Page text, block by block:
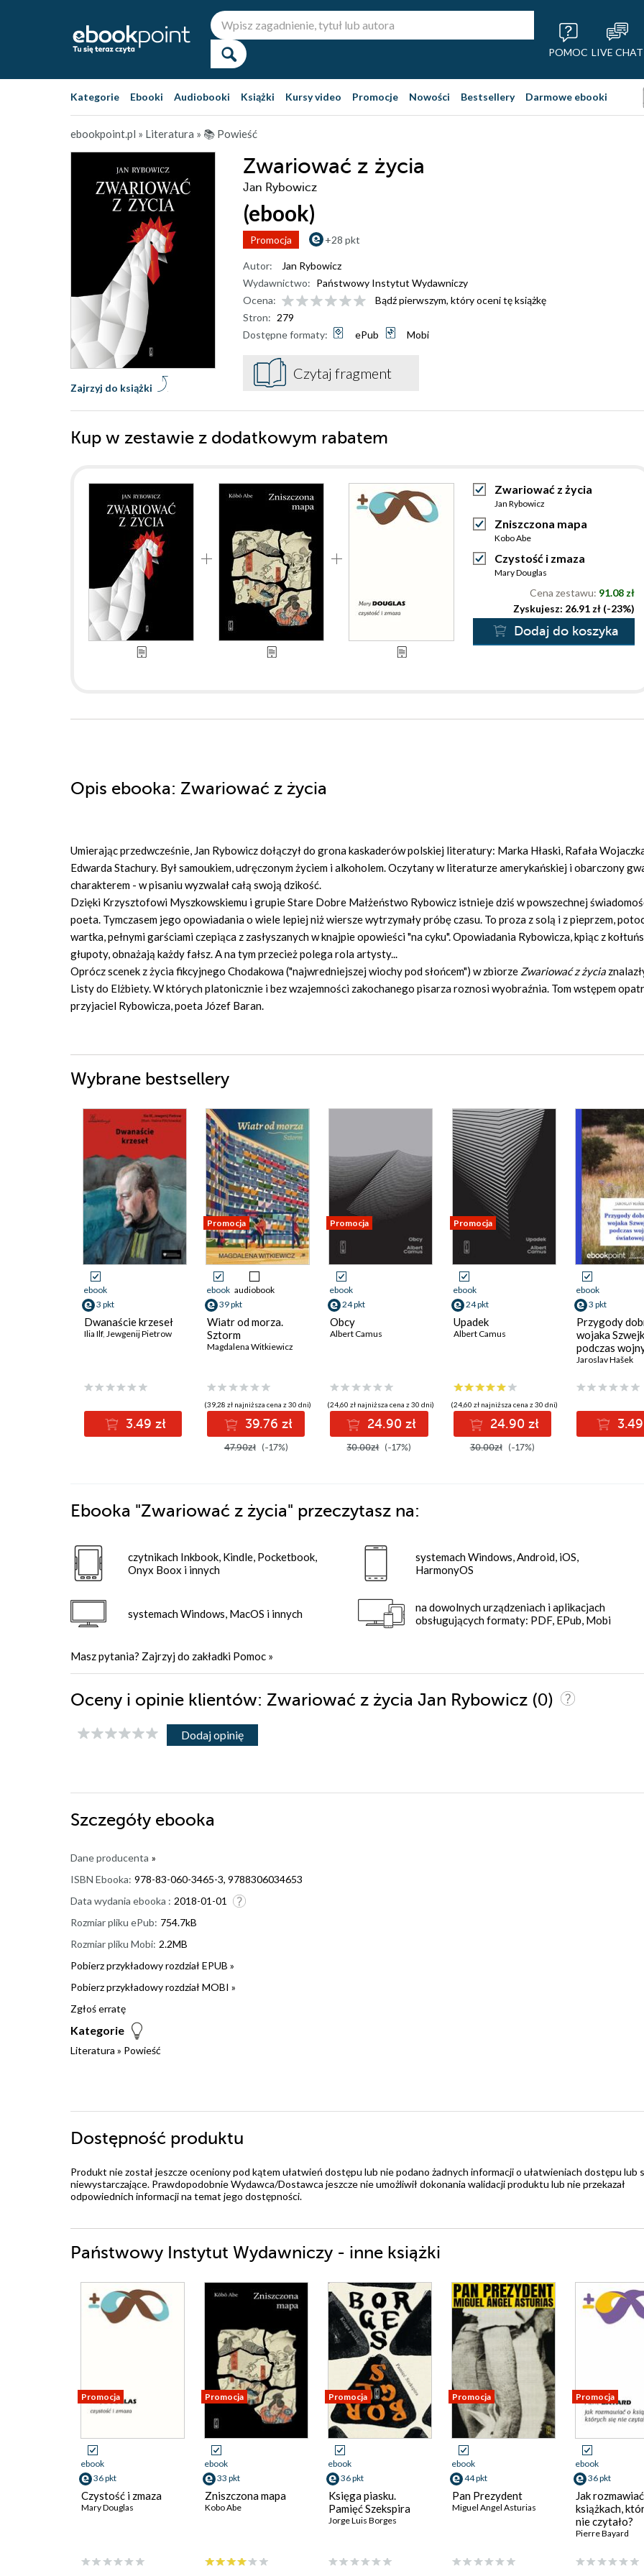
POMOC LIVE CHAT
Kategorie Ebooki Audiobooki Książki Kursy video Promocje Nowości Bestsellery Darmowe ebooki
ebookpoint.pl » Literatura » 📚 Powieść
Zwariować z życia
Jan Rybowicz
(ebook)
Promocja +28 pkt
Zajrzyj do książki
Autor:
Jan Rybowicz
Wydawnictwo: Państwowy Instytut Wydawniczy
Ocena:
Bądź pierwszym, który oceni tę książkę
Stron: 279
Dostępne formaty:
ePub Mobi
Czytaj fragment
Kup w zestawie z dodatkowym rabatem
Zwariować z życia
Jan Rybowicz
Zniszczona mapa
Kobo Abe
Czystość i zmaza
Mary Douglas
Cena zestawu: 91.08 zł
Zyskujesz: 26.91 zł (-23%)
Dodaj do koszyka
Opis ebooka: Zwariować z życia
Umierając przedwcześnie, Jan Rybowicz dołączył do grona kaskaderów polskiej literatury: Marka Hłaski, Rafała
Edwarda Stachury. Był samoukiem, udręczonym życiem i alkoholem. Oczytany w literaturze amerykańskiej i obarczony
charakterem - w pisaniu wyzwalał całą swoją dzikość.
Dzięki Krzysztofowi Myszkowskiemu i grupie Stare Dobre Małżeństwo Rybowicz istnieje dziś w powszechnej
poeta. Tymczasem jego opowiadania o wiele lepiej niż wiersze wytrzymały próbę czasu. To proza z solą i z pieprzem,
wartka, pełnymi garściami czepiąca z zasłyszanych w knajpie opowieści "na cyku". Opowiadania Rybowicza, kpiąc z
głupoty, obnażają każdy fałsz. A na tym przecież polega rola artysty...
Oprócz scenek z życia fikcyjnego Chodakowa ("najwredniejszej wiochy pod słońcem") w zbiorze Zwariować z życia
Listy do Elżbiety. W których platonicznie i bez wzajemności zakochanego pisarza roznosi wyobraźnia. Tom wstępem
przyjaciel Rybowicza, poeta Józef Baran.
Wybrane bestsellery
ebook
3 pkt
Dwanaście krzeseł
Ilia Ilf, Jewgenij Pietrow
3.49 zł
Promocja
ebook audiobook
39 pkt
Wiatr od morza.
Sztorm
Magdalena Witkiewicz
(39,28 zł najniższa cena z 30 dni)
39.76 zł
47.90zł (-17%)
Promocja
ebook
24 pkt
Obcy
Albert Camus
(24,60 zł najniższa cena z 30 dni)
24.90 zł
30.00zł (-17%)
Promocja
ebook
24 pkt
Upadek
Albert Camus
(24,60 zł najniższa cena z 30 dni)
24.90 zł
30.00zł (-17%)
ebook
3 pkt
Przygody
wojaka
podczas
światowej
Jaroslav Hašek
Ebooka "Zwariować z życia" przeczytasz na:
czytnikach Inkbook, Kindle, Pocketbook,
Onyx Boox i innych
systemach Windows, MacOS i innych
systemach Windows, Android, iOS,
HarmonyOS
na dowolnych urządzeniach i aplikacjach
obsługujących formaty: PDF, EPub, Mobi
Masz pytania? Zajrzyj do zakładki Pomoc »
Oceny i opinie klientów: Zwariować z życia Jan Rybowicz (0)
Dodaj opinię
Szczegóły ebooka
Dane producenta »
ISBN Ebooka: 978-83-060-3465-3, 9788306034653
Data wydania ebooka : 2018-01-01
Rozmiar pliku ePub: 754.7kB
Rozmiar pliku Mobi: 2.2MB
Pobierz przykładowy rozdział EPUB »
Pobierz przykładowy rozdział MOBI »
Zgłoś erratę
Kategorie
Literatura » Powieść
Dostępność produktu
Produkt nie został jeszcze oceniony pod kątem ułatwień dostępu lub nie podano żadnych informacji o ułatwieniach dostępu lub
niewystarczające. Prawdopodobnie Wydawca/Dostawca jeszcze nie umożliwił dokonania walidacji produktu lub nie przekazał
odpowiednich informacji na temat jego dostępności.
Państwowy Instytut Wydawniczy - inne książki
Promocja
ebook
36 pkt
Czystość i zmaza
Mary Douglas
Promocja
ebook
33 pkt
Zniszczona mapa
Kobo Abe
Promocja
ebook
36 pkt
Księga piasku.
Pamięć Szekspira
Jorge Luis Borges
Promocja
ebook
44 pkt
Pan Prezydent
Miguel Angel Asturias
Promocja
ebook
36 pkt
Jak
książkach,
nie czytało?
Pierre Bayard